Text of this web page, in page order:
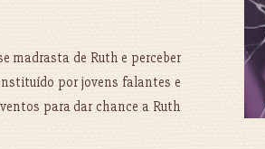
madrasta de Ruth e perceber
por jovens falantes e
para dar chance a Ruth